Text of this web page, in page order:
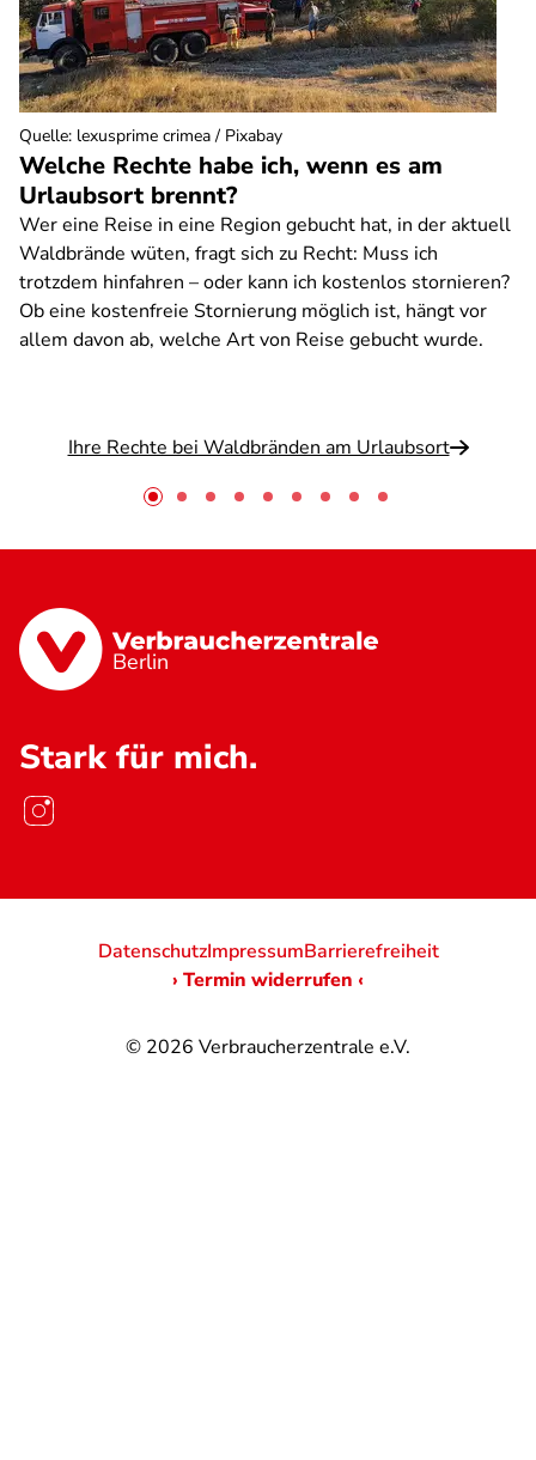
Welche Rechte habe ich, wenn es am
Urlaubsort brennt?
Wer eine Reise in eine Region gebucht hat, in der aktuell
Waldbrände wüten, fragt sich zu Recht: Muss ich
trotzdem hinfahren – oder kann ich kostenlos stornieren?
Ob eine kostenfreie Stornierung möglich ist, hängt vor
allem davon ab, welche Art von Reise gebucht wurde.
Ihre Rechte bei Waldbränden am Urlaubsort
Quelle: lexusprime crimea / Pixabay
Berlin
Stark für mich.
© 2026 Verbraucherzentrale e.V.
DatenschutzImpressumBarrierefreiheit
› Termin widerrufen ‹